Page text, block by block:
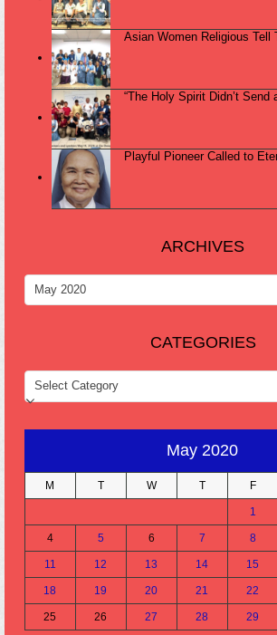
Asian Women Religious Tell
“The Holy Spirit Didn’t Send
Playful Pioneer Called to
ARCHIVES
ARCHIVES
CATEGORIES
CATEGORIES
May 2020
M T W T F
1
4 5 6 7 8
11 12 13 14 15
18 19 20 21 22
25 26 27 28 29